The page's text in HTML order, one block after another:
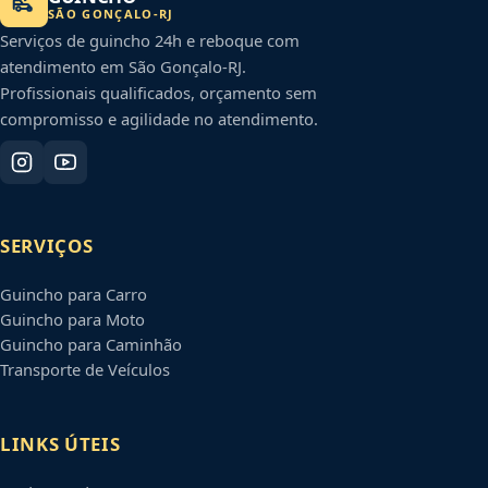
SÃO GONÇALO -RJ
Serviços de guincho 24h e reboque com
atendimento em São Gonçalo-RJ.
Profissionais qualificados, orçamento sem
compromisso e agilidade no atendimento.
SERVIÇOS
Guincho para Carro
Guincho para Moto
Guincho para Caminhão
Transporte de Veículos
LINKS ÚTEIS